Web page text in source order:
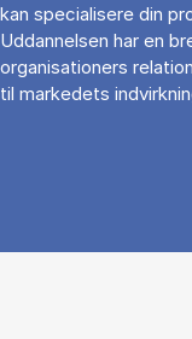
kan specialisere din
Uddannelsen har en
organisationers
til markedets